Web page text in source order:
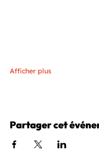
Afficher plus
Partager cet